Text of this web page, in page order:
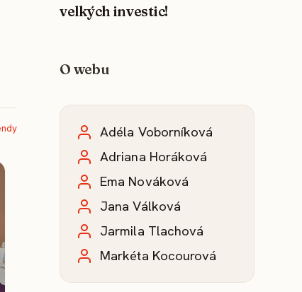
velkých investic!
O webu
Adéla Voborníková
Adriana Horáková
Ema Nováková
Jana Válková
Jarmila Tlachová
Markéta Kocourová